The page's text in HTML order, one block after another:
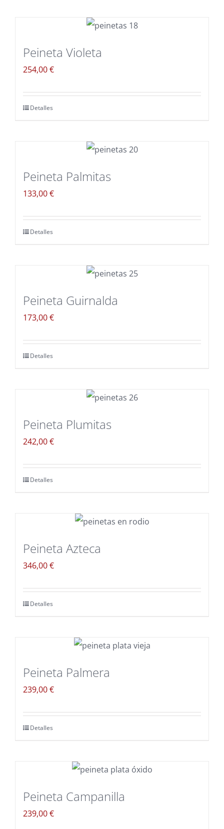
Peineta Violeta
254,00€
Detalles
Peineta Palmitas
133,00€
Detalles
Peineta Guirnalda
173,00€
Detalles
Peineta Plumitas
242,00€
Detalles
Peineta Azteca
346,00€
Detalles
Peineta Palmera
239,00€
Detalles
Peineta Campanilla
239,00€